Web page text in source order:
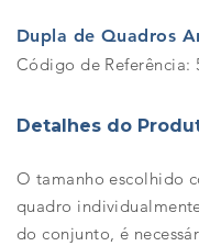
Dupla de Quadros
Código de Referência:
Detalhes do
O tamanho escolhido
quadro
do conjunto, é